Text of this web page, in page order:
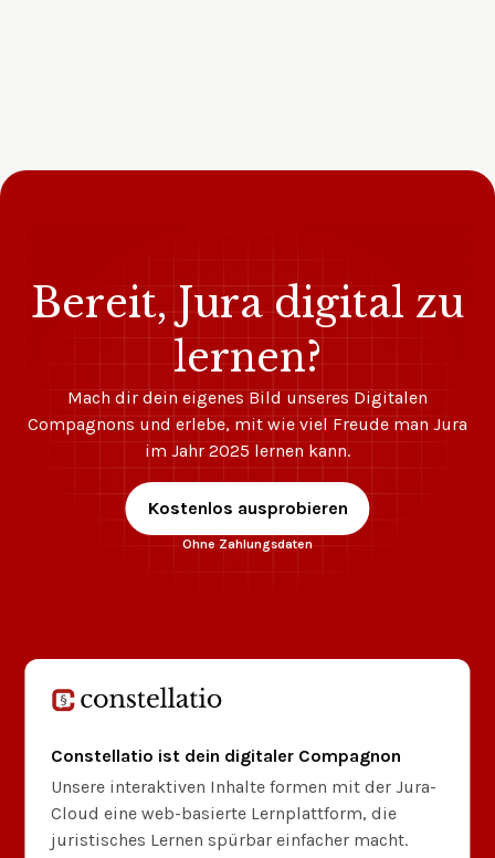
Bereit, Jura digital zu
lernen?
Mach dir dein eigenes Bild unseres Digitalen
Compagnons und erlebe, mit wie viel Freude man Jura
im Jahr 2025 lernen kann.
Kostenlos ausprobieren
Ohne Zahlungsdaten
Constellatio ist dein digitaler Compagnon
Unsere interaktiven Inhalte formen mit der Jura-
Cloud eine web-basierte Lernplattform, die
juristisches Lernen spürbar einfacher macht.